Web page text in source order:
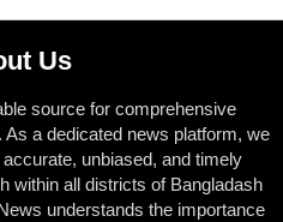
Us
source for comprehensive
a dedicated news platform, we
unbiased, and timely
within all districts of Bangladash
understands the importance